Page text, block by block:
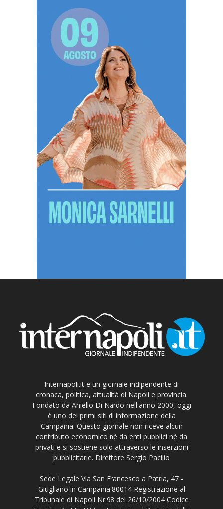
Internapoli.it è un giornale indipendente di
cronaca, politica, attualità di Napoli e provincia.
Fondato da Aniello Di Nardo nell'anno 2000, oggi
è uno dei primi siti di informazione della
Campania. Questo giornale non riceve alcun
contributo economico né da enti pubblici né da
privati e si sostiene solo attraverso le inserzioni
pubblicitarie. Direttore Sergio Pacilio
Sede Legale Via San Francesco a Patria, 47 -
Giugliano in Campania 80014 Registrazione al
Tribunale di Napoli Nr.98 del 26/10/2004 Codice